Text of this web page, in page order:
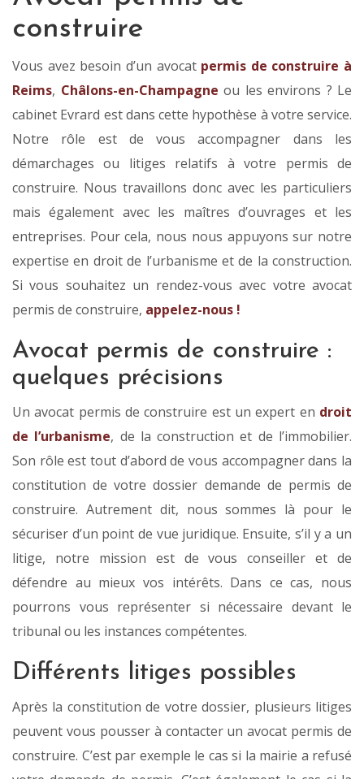
construire
Vous avez besoin d’un avocat permis de construire à
Reims, Châlons-en-Champagne ou les environs ? Le
cabinet Evrard est dans cette hypothèse à votre service.
Notre rôle est de vous accompagner dans les
démarchages ou litiges relatifs à votre permis de
construire. Nous travaillons donc avec les particuliers
mais également avec les maîtres d’ouvrages et les
entreprises. Pour cela, nous nous appuyons sur notre
expertise en droit de l’urbanisme et de la construction.
Si vous souhaitez un rendez-vous avec votre avocat
permis de construire, appelez-nous !
Avocat permis de construire :
quelques précisions
Un avocat permis de construire est un expert en droit
de l’urbanisme, de la construction et de l’immobilier.
Son rôle est tout d’abord de vous accompagner dans la
constitution de votre dossier demande de permis de
construire. Autrement dit, nous sommes là pour le
sécuriser d’un point de vue juridique. Ensuite, s’il y a un
litige, notre mission est de vous conseiller et de
défendre au mieux vos intérêts. Dans ce cas, nous
pourrons vous représenter si nécessaire devant le
tribunal ou les instances compétentes.
Différents litiges possibles
Après la constitution de votre dossier, plusieurs litiges
peuvent vous pousser à contacter un avocat permis de
construire. C’est par exemple le cas si la mairie a refusé